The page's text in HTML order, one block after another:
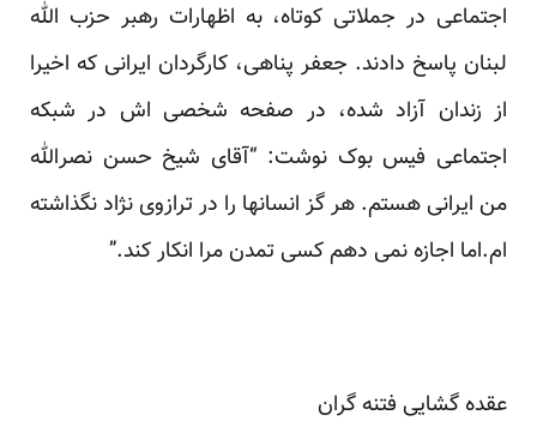
اجتماعی در جملاتی کوتاه، به اظهارات رهبر حزب الله
لبنان پاسخ دادند. جعفر پناهی، کارگردان ایرانی که اخیرا
از زندان آزاد شده، در صفحه شخصی اش در شبکه
اجتماعی فیس بوک نوشت: “آقای شیخ حسن نصرالله
من ایرانی هستم. هر گز انسانها را در ترازوی نژاد نگذاشته
ام.اما اجازه نمی دهم کسی تمدن مرا انکار کند.”
عقده گشایی فتنه گران